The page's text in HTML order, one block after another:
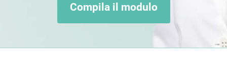
Compila il modulo